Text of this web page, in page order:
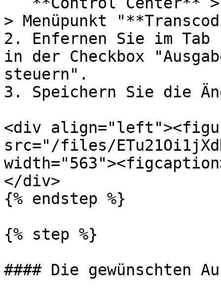
> Menüpunkt
2. Enfernen Sie im Tab
in der Checkbox
steuern".
3. Speichern Sie die
<div
src="/files/
</div>
{% endstep %}
{% step %}
#### Die gewünschten